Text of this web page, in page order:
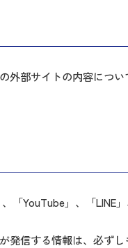
部サイトの内容につ
YouTube」、「LINE
信する情報は、必ず